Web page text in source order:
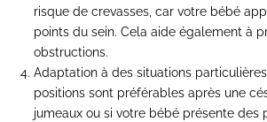
risque de crevasses, car votre bébé
points du sein. Cela aide également à
obstructions.
Adaptation à des situations particulières
positions sont préférables après une
jumeaux ou si votre bébé présente des